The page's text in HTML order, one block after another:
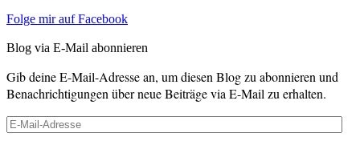
Folge mir auf Facebook
Blog via E-Mail abonnieren
Gib deine E-Mail-Adresse an, um diesen Blog zu abonnieren und
Benachrichtigungen über neue Beiträge via E-Mail zu erhalten.
E-